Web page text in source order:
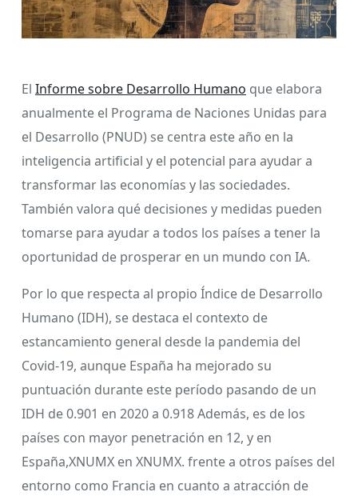
El Informe sobre Desarrollo Humano que elabora
anualmente el Programa de Naciones Unidas para
el Desarrollo (PNUD) se centra este año en la
inteligencia artificial y el potencial para ayudar a
transformar las economías y las sociedades.
También valora qué decisiones y medidas pueden
tomarse para ayudar a todos los países a tener la
oportunidad de prosperar en un mundo con IA.
Por lo que respecta al propio Índice de Desarrollo
Humano (IDH), se destaca el contexto de
estancamiento general desde la pandemia del
Covid-19, aunque España ha mejorado su
puntuación durante este período pasando de un
IDH de 0.901 en 2020 a 0.918 Además, es de los
países con mayor penetración en 12, y en
España,XNUMX en XNUMX. frente a otros países del
entorno como Francia en cuanto a atracción de